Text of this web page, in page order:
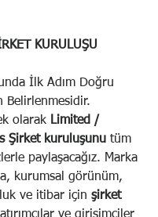
KURULUŞU
İlk Adım Doğru
Belirlenmesidir.
olarak Limited /
Şirket kuruluşunu tüm
paylaşacağız. Marka
kurumsal görünüm,
ve itibar için şirket